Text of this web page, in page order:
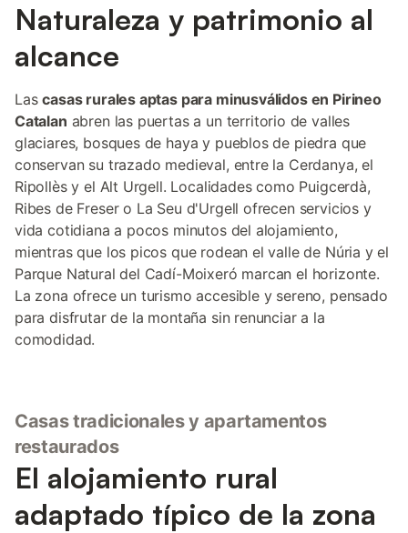
Naturaleza y patrimonio al
alcance
Lascasas rurales aptas para minusválidos en Pirineo
Catalan abren las puertas a un territorio de valles
glaciares, bosques de haya y pueblos de piedra que
conservan su trazado medieval, entre la Cerdanya, el
Ripollès y el Alt Urgell. Localidades como Puigcerdà,
Ribes de Freser o La Seu d'Urgell ofrecen servicios y
vida cotidiana a pocos minutos del alojamiento,
mientras que los picos que rodean el valle de Núria y el
Parque Natural del Cadí-Moixeró marcan el horizonte.
La zona ofrece un turismo accesible y sereno, pensado
para disfrutar de la montaña sin renunciar a la
comodidad.
Casas tradicionales y apartamentos
restaurados
El alojamiento rural
adaptado típico de la zona